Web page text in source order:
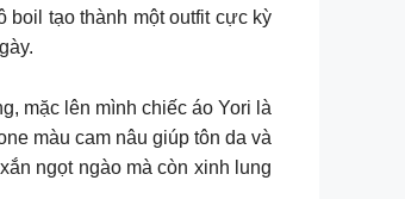
boil tạo thành một outfit cực kỳ
mặc lên mình chiếc áo Yori là
màu cam nâu giúp tôn da và
ngọt ngào mà còn xinh lung